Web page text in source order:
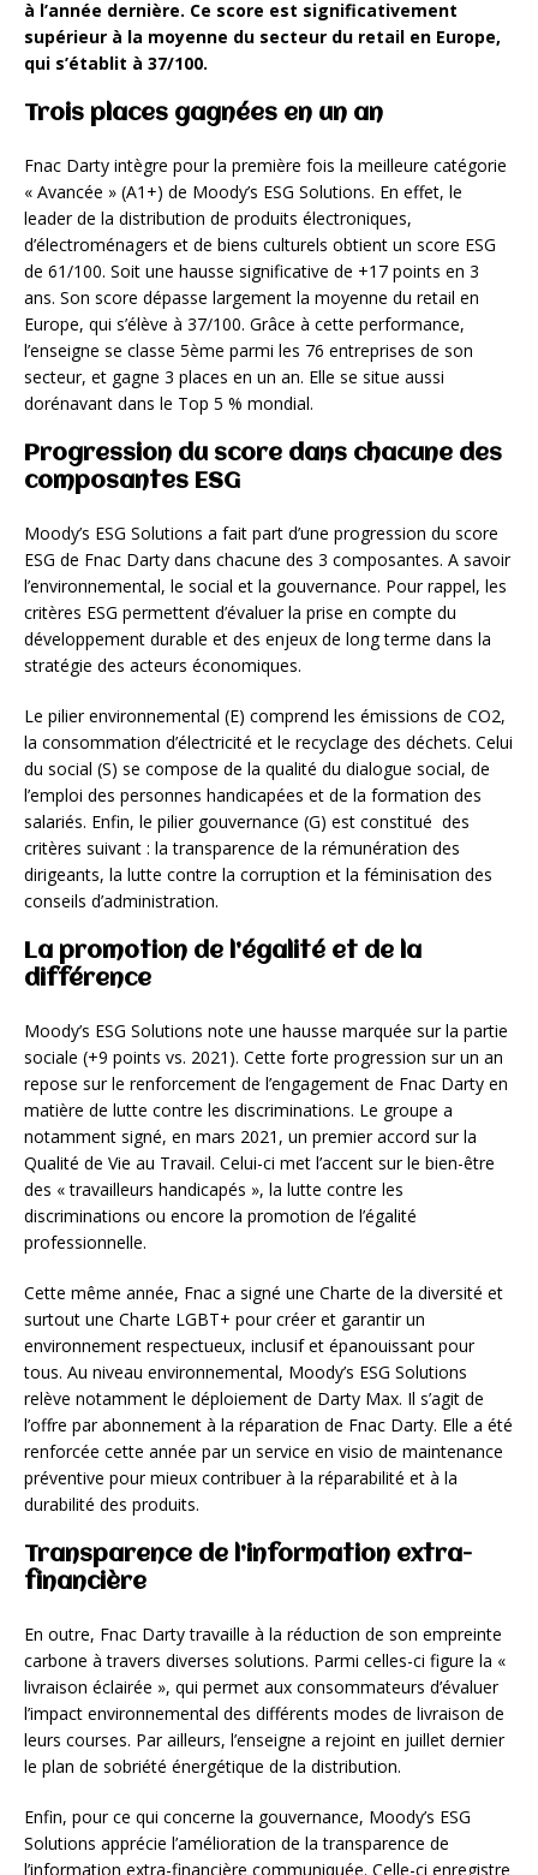
à l’année dernière. Ce score est significativement
supérieur à la moyenne du secteur du retail en Europe,
qui s’établit à 37/100.
Trois places gagnées en un an
Fnac Darty intègre pour la première fois la meilleure catégorie
« Avancée » (A1+) de Moody’s ESG Solutions. En effet, le
leader de la distribution de produits électroniques,
d’électroménagers et de biens culturels obtient un score ESG
de 61/100. Soit une hausse significative de +17 points en 3
ans. Son score dépasse largement la moyenne du retail en
Europe, qui s’élève à 37/100. Grâce à cette performance,
l’enseigne se classe 5ème parmi les 76 entreprises de son
secteur, et gagne 3 places en un an. Elle se situe aussi
dorénavant dans le Top 5 % mondial.
Progression du score dans chacune des
composantes ESG
Moody’s ESG Solutions a fait part d’une progression du score
ESG de Fnac Darty dans chacune des 3 composantes. A savoir
l’environnemental, le social et la gouvernance. Pour rappel, les
critères ESG permettent d’évaluer la prise en compte du
développement durable et des enjeux de long terme dans la
stratégie des acteurs économiques.
Le pilier environnemental (E) comprend les émissions de CO2,
la consommation d’électricité et le recyclage des déchets. Celui
du social (S) se compose de la qualité du dialogue social, de
l’emploi des personnes handicapées et de la formation des
salariés. Enfin, le pilier gouvernance (G) est constitué des
critères suivant : la transparence de la rémunération des
dirigeants, la lutte contre la corruption et la féminisation des
conseils d’administration.
La promotion de l’égalité et de la
différence
Moody’s ESG Solutions note une hausse marquée sur la partie
sociale (+9 points vs. 2021). Cette forte progression sur un an
repose sur le renforcement de l’engagement de Fnac Darty en
matière de lutte contre les discriminations. Le groupe a
notamment signé, en mars 2021, un premier accord sur la
Qualité de Vie au Travail. Celui-ci met l’accent sur le bien-être
des « travailleurs handicapés », la lutte contre les
discriminations ou encore la promotion de l’égalité
professionnelle.
Cette même année, Fnac a signé une Charte de la diversité et
surtout une Charte LGBT+ pour créer et garantir un
environnement respectueux, inclusif et épanouissant pour
tous. Au niveau environnemental, Moody’s ESG Solutions
relève notamment le déploiement de Darty Max. Il s’agit de
l’offre par abonnement à la réparation de Fnac Darty. Elle a été
renforcée cette année par un service en visio de maintenance
préventive pour mieux contribuer à la réparabilité et à la
durabilité des produits.
Transparence de l’information extra-
financière
En outre, Fnac Darty travaille à la réduction de son empreinte
carbone à travers diverses solutions. Parmi celles-ci figure la «
livraison éclairée », qui permet aux consommateurs d’évaluer
l’impact environnemental des différents modes de livraison de
leurs courses. Par ailleurs, l’enseigne a rejoint en juillet dernier
le plan de sobriété énergétique de la distribution.
Enfin, pour ce qui concerne la gouvernance, Moody’s ESG
Solutions apprécie l’amélioration de la transparence de
l’information extra-financière communiquée. Celle-ci enregistre